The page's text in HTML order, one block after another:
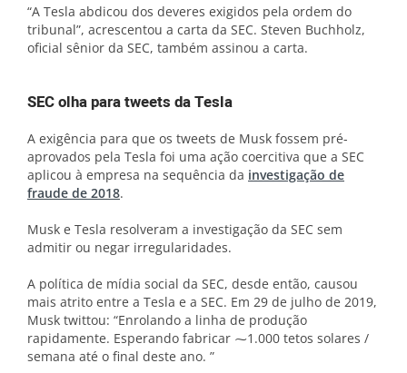
“A Tesla abdicou dos deveres exigidos pela ordem do
tribunal”, acrescentou a carta da SEC. Steven Buchholz,
oficial sênior da SEC, também assinou a carta.
SEC olha para tweets da Tesla
A exigência para que os tweets de Musk fossem pré-
aprovados pela Tesla foi uma ação coercitiva que a SEC
aplicou à empresa na sequência da investigação de
fraude de 2018.
Musk e Tesla resolveram a investigação da SEC sem
admitir ou negar irregularidades.
A política de mídia social da SEC, desde então, causou
mais atrito entre a Tesla e a SEC. Em 29 de julho de 2019,
Musk twittou: “Enrolando a linha de produção
rapidamente. Esperando fabricar ⁓1.000 tetos solares /
semana até o final deste ano. ”